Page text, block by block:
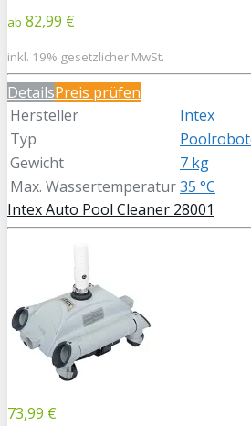
ab 82,99 €
inkl. 19% gesetzlicher MwSt.
DetailsPreis prüfen
Hersteller
Intex
Typ
Gewicht
7 kg
Max. Wassertemperatur35 °C
Intex Auto Pool Cleaner 28001
73,99 €